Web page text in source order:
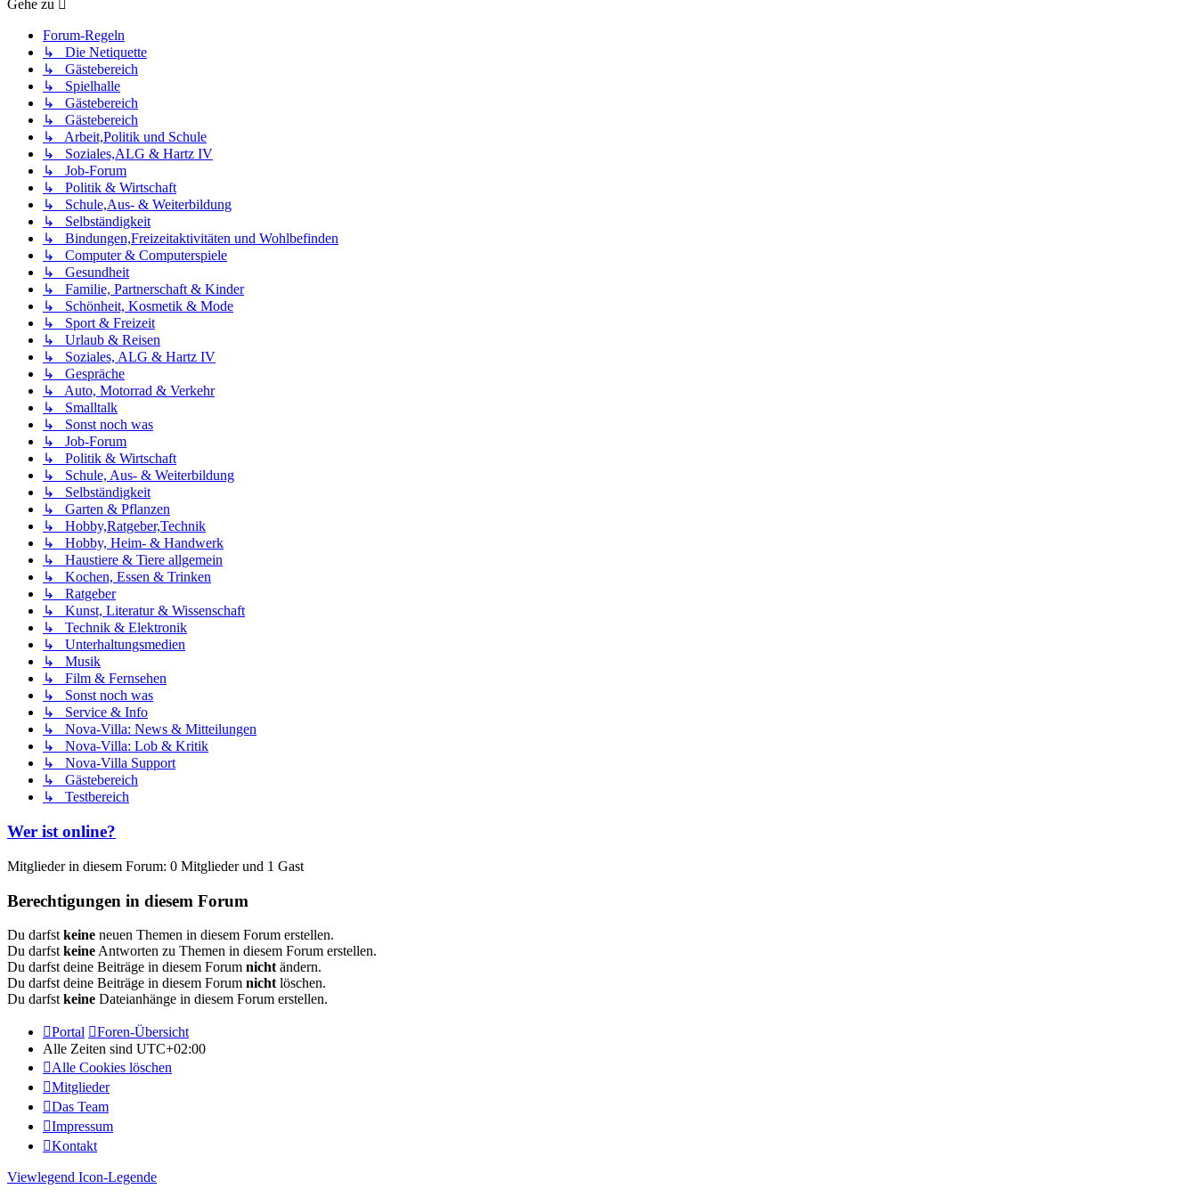
Gehe zu
Forum-Regeln
↳ Die Netiquette
↳ Gästebereich
↳ Spielhalle
↳ Gästebereich
↳ Gästebereich
↳ Arbeit,Politik und Schule
↳ Soziales,ALG & Hartz IV
↳ Job-Forum
↳ Politik & Wirtschaft
↳ Schule,Aus- & Weiterbildung
↳ Selbständigkeit
↳ Bindungen,Freizeitaktivitäten und Wohlbefinden
↳ Computer & Computerspiele
↳ Gesundheit
↳ Familie, Partnerschaft & Kinder
↳ Schönheit, Kosmetik & Mode
↳ Sport & Freizeit
↳ Urlaub & Reisen
↳ Soziales, ALG & Hartz IV
↳ Gespräche
↳ Auto, Motorrad & Verkehr
↳ Smalltalk
↳ Sonst noch was
↳ Job-Forum
↳ Politik & Wirtschaft
↳ Schule, Aus- & Weiterbildung
↳ Selbständigkeit
↳ Garten & Pflanzen
↳ Hobby,Ratgeber,Technik
↳ Hobby, Heim- & Handwerk
↳ Haustiere & Tiere allgemein
↳ Kochen, Essen & Trinken
↳ Ratgeber
↳ Kunst, Literatur & Wissenschaft
↳ Technik & Elektronik
↳ Unterhaltungsmedien
↳ Musik
↳ Film & Fernsehen
↳ Sonst noch was
↳ Service & Info
↳ Nova-Villa: News & Mitteilungen
↳ Nova-Villa: Lob & Kritik
↳ Nova-Villa Support
↳ Gästebereich
↳ Testbereich
Wer ist online?
Mitglieder in diesem Forum: 0 Mitglieder und 1 Gast
Berechtigungen in diesem Forum
Du darfst keine neuen Themen in diesem Forum erstellen.
Du darfst keine Antworten zu Themen in diesem Forum erstellen.
Du darfst deine Beiträge in diesem Forum nicht ändern.
Du darfst deine Beiträge in diesem Forum nicht löschen.
Du darfst keine Dateianhänge in diesem Forum erstellen.
Portal
Foren-Übersicht
Alle Zeiten sind UTC+02:00
Alle Cookies löschen
Mitglieder
Das Team
Impressum
Kontakt
Viewlegend Icon-Legende